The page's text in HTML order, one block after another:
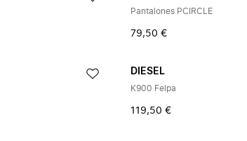
Pantalones PCIRCLE
79,50 €
DIESEL
K900 Felpa
119,50 €